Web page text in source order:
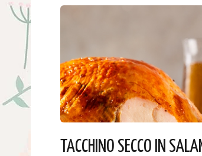
TACCHINO SECCO IN